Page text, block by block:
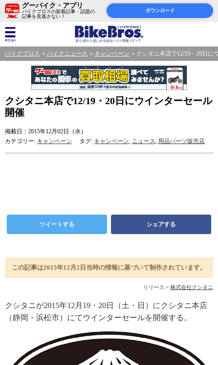
グーバイク・アプリ
バイクブロスの新着記事・話題の
記事を見逃さない！
ダウンロード
バイクブロス バイクニュース キャンペーン クシタニ本店で12/19・20日に
クシタニ本店で12/19・20日にウインターセール
開催
掲載日：2015年12月02日（水）
カテゴリー: キャンペーン タグ: キャンペーン, ニュース, 用品パーツ販売店
ツイートする シェアする
この記事は2015年12月2日当時の情報に基づいて制作されています。
リリース = 株式会社クシタニ
クシタニが2015年12月19・20日（土・日）にクシタニ本店
（静岡・浜松市）にてウインターセールを開催する。